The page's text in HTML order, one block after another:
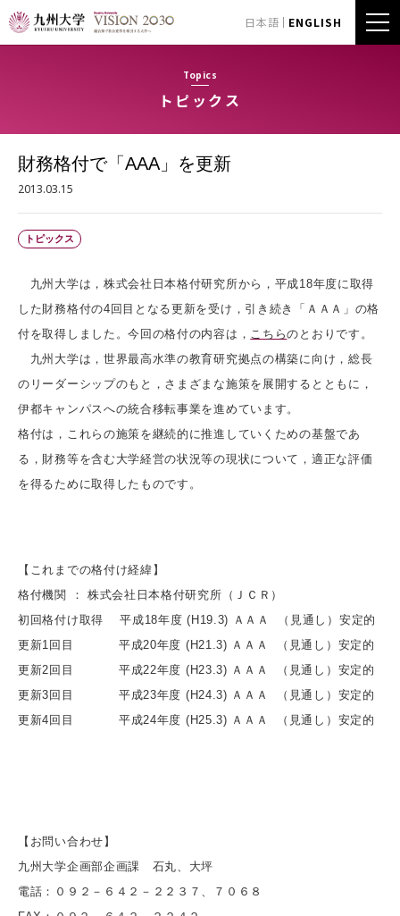
日本語 ENGLISH
Topics
トピックス
財務格付で「AAA」を更新
2013.03.15
トピックス
九州大学は，株式会社日本格付研究所から，平成18年度に取得
した財務格付の4回目となる更新を受け，引き続き「ＡＡＡ」の格
付を取得しました。今回の格付の内容は， こちらのとおりです。
九州大学は，世界最高水準の教育研究拠点の構築に向け，総長
のリーダーシップのもと，さまざまな施策を展開するとともに，
伊都キャンパスへの統合移転事業を進めています。
格付は，これらの施策を継続的に推進していくための基盤であ
る，財務等を含む大学経営の状況等の現状について，適正な評価
を得るために取得したものです。
【これまでの格付け経緯】
格付機関 ： 株式会社日本格付研究所（ＪＣＲ）
初回格付け取得 平成18年度 (H19.3) ＡＡＡ （見通し）安定的
更新1回目 平成20年度 (H21.3) ＡＡＡ （見通し）安定的
更新2回目 平成22年度 (H23.3) ＡＡＡ （見通し）安定的
更新3回目 平成23年度 (H24.3) ＡＡＡ （見通し）安定的
更新4回目 平成24年度 (H25.3) ＡＡＡ （見通し）安定的
【お問い合わせ】
九州大学企画部企画課 石丸、大坪
電話：０９２－６４２－２２３７、７０６８